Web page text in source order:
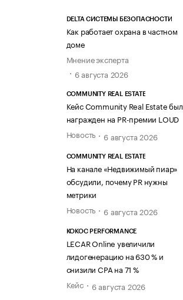
DELTA СИСТЕМЫ БЕЗОПАСНОСТИ
Как работает охрана в частном
доме
Мнение эксперта
6 августа 2026
COMMUNITY REAL ESTATE
Кейс Community Real Estate был
награжден на PR-премии LOUD
Новость
6 августа 2026
COMMUNITY REAL ESTATE
На канале «Недвижимый пиар»
обсудили, почему PR нужны
метрики
Новость
6 августа 2026
KOKOC PERFORMANCE
LECAR Online увеличили
лидогенерацию на 630 % и
снизили CPA на 71 %
Кейс
6 августа 2026